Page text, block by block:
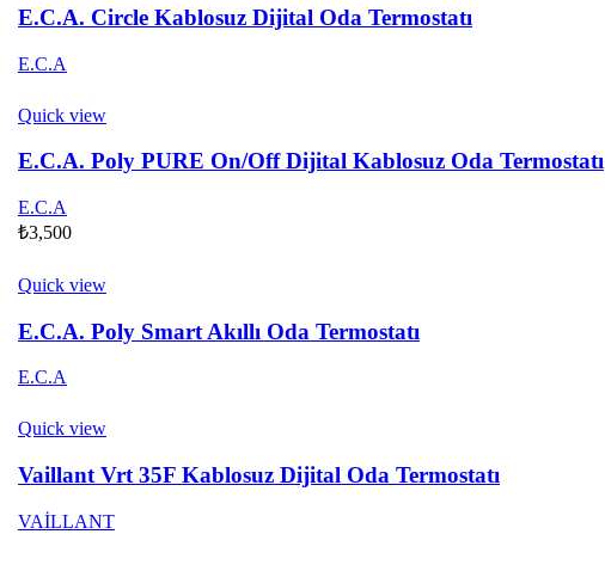
E.C.A. Circle Kablosuz Dijital Oda Termostatı
E.C.A
Quick view
E.C.A. Poly PURE On/Off Dijital Kablosuz Oda Termostatı
E.C.A
₺3,500
Quick view
E.C.A. Poly Smart Akıllı Oda Termostatı
E.C.A
Quick view
Vaillant Vrt 35F Kablosuz Dijital Oda Termostatı
VAİLLANT